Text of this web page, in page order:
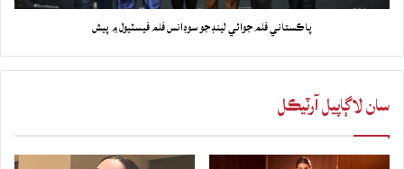
پاڪستاني فلم جوائي لينڊ جو سوڊانس فلم فيسٽيول ۾ پيش
سان لاڳاپيل آرٽيڪل